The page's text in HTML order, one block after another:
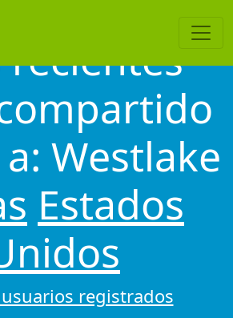
recientes
Westlake
Estados
registrados